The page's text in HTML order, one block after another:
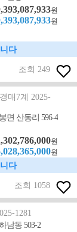
원
원
다
조회 249
매7계 2025-
면 산동리 596-4
원
원
다
조회 1058
1281
남동 503-2